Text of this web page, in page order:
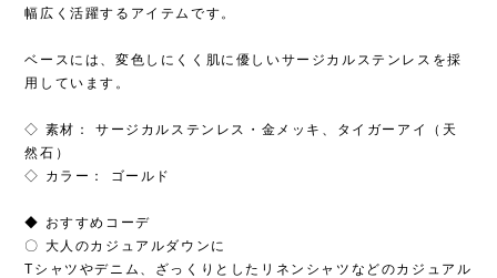
幅広く活躍するアイテムです。
ベースには、変色しにくく肌に優しいサージカルステンレスを採
用しています。
◇ 素材： サージカルステンレス・金メッキ、タイガーアイ（天
然石）
◇ カラー： ゴールド
◆ おすすめコーデ
〇 大人のカジュアルダウンに
Tシャツやデニム、ざっくりとしたリネンシャツなどのカジュアル